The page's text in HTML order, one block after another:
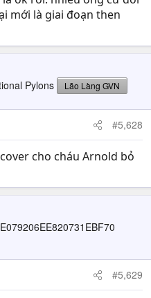
mới là giai đoạn then
Pylons Lão Làng GVN
#5,628
cho cháu Arnold bỏ
#5,629